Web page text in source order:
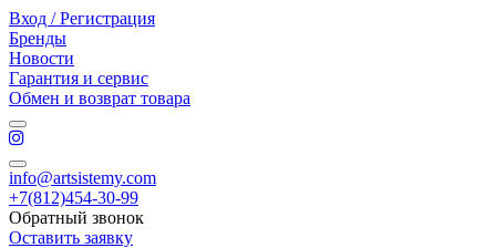
Вход / Регистрация
Бренды
Новости
Гарантия и сервис
Обмен и возврат товара
info@artsistemy.com
+7(812)454-30-99
Обратный звонок
Оставить заявку